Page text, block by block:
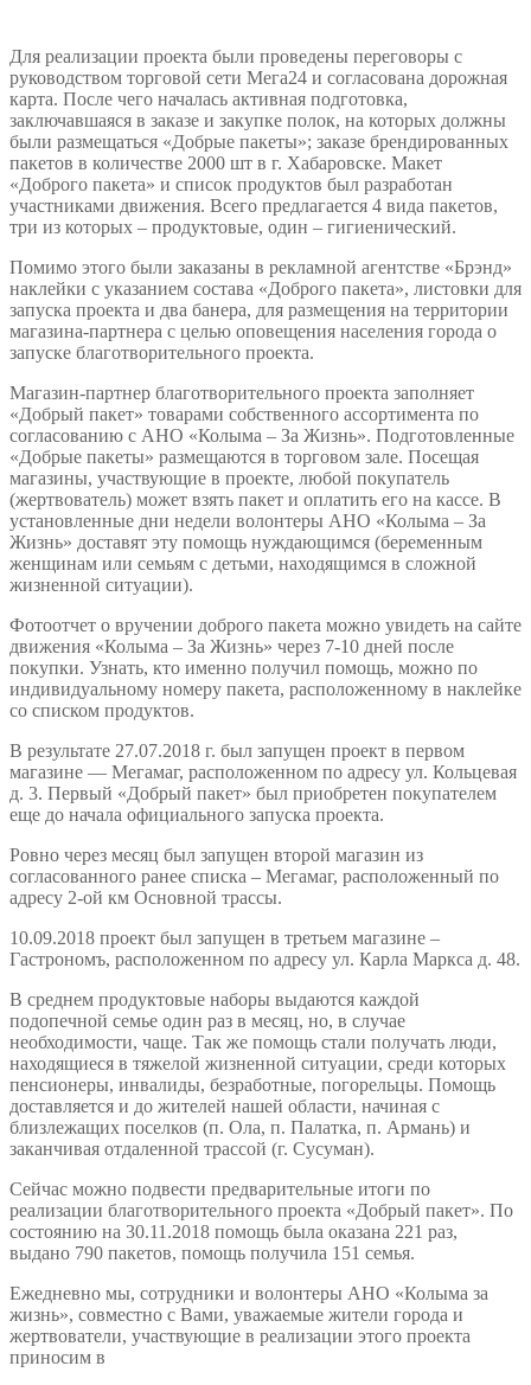
Для реализации проекта были проведены переговоры с
руководством торговой сети Мега24 и согласована дорожная
карта. После чего началась активная подготовка,
заключавшаяся в заказе и закупке полок, на которых должны
были размещаться «Добрые пакеты»; заказе брендированных
пакетов в количестве 2000 шт в г. Хабаровске. Макет
«Доброго пакета» и список продуктов был разработан
участниками движения. Всего предлагается 4 вида пакетов,
три из которых – продуктовые, один – гигиенический.
Помимо этого были заказаны в рекламной агентстве «Брэнд»
наклейки с указанием состава «Доброго пакета», листовки для
запуска проекта и два банера, для размещения на территории
магазина-партнера с целью оповещения населения города о
запуске благотворительного проекта.
Магазин-партнер благотворительного проекта заполняет
«Добрый пакет» товарами собственного ассортимента по
согласованию с АНО «Колыма – За Жизнь». Подготовленные
«Добрые пакеты» размещаются в торговом зале. Посещая
магазины, участвующие в проекте, любой покупатель
(жертвователь) может взять пакет и оплатить его на кассе. В
установленные дни недели волонтеры АНО «Колыма – За
Жизнь» доставят эту помощь нуждающимся (беременным
женщинам или семьям с детьми, находящимся в сложной
жизненной ситуации).
Фотоотчет о вручении доброго пакета можно увидеть на сайте
движения «Колыма – За Жизнь» через 7-10 дней после
покупки. Узнать, кто именно получил помощь, можно по
индивидуальному номеру пакета, расположенному в наклейке
со списком продуктов.
В результате 27.07.2018 г. был запущен проект в первом
магазине — Мегамаг, расположенном по адресу ул. Кольцевая
д. 3. Первый «Добрый пакет» был приобретен покупателем
еще до начала официального запуска проекта.
Ровно через месяц был запущен второй магазин из
согласованного ранее списка – Мегамаг, расположенный по
адресу 2-ой км Основной трассы.
10.09.2018 проект был запущен в третьем магазине –
Гастрономъ, расположенном по адресу ул. Карла Маркса д. 48.
В среднем продуктовые наборы выдаются каждой
подопечной семье один раз в месяц, но, в случае
необходимости, чаще. Так же помощь стали получать люди,
находящиеся в тяжелой жизненной ситуации, среди которых
пенсионеры, инвалиды, безработные, погорельцы. Помощь
доставляется и до жителей нашей области, начиная с
близлежащих поселков (п. Ола, п. Палатка, п. Армань) и
заканчивая отдаленной трассой (г. Сусуман).
Сейчас можно подвести предварительные итоги по
реализации благотворительного проекта «Добрый пакет». По
состоянию на 30.11.2018 помощь была оказана 221 раз,
выдано 790 пакетов, помощь получила 151 семья.
Ежедневно мы, сотрудники и волонтеры АНО «Колыма за
жизнь», совместно с Вами, уважаемые жители города и
жертвователи, участвующие в реализации этого проекта
приносим в